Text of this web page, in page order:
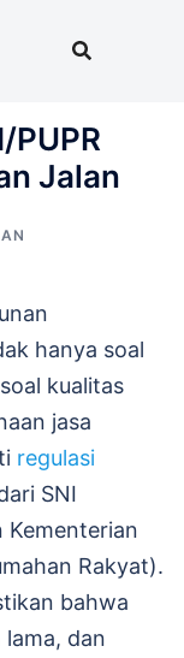
PUPR
Jalan
hanya soal
kualitas
jasa
regulasi
SNI
Kementerian
Rakyat).
bahwa
dan